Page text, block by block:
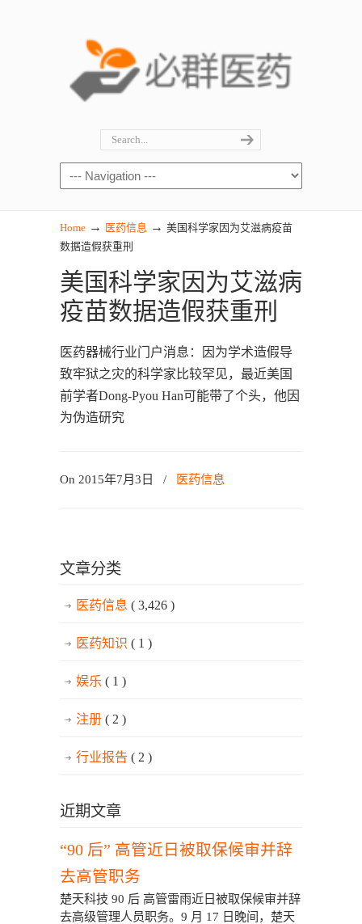
Home → 医药信息 → 美国科学家因为艾滋病疫苗
数据造假获重刑
美国科学家因为艾滋病
疫苗数据造假获重刑
医药器械行业门户消息：因为学术造假导
致牢狱之灾的科学家比较罕见，最近美国
前学者Dong-Pyou Han可能带了个头，他因
为伪造研究
On 2015年7月3日 / 医药信息
文章分类
医药信息 ( 3,426 )
医药知识 ( 1 )
娱乐 ( 1 )
注册 ( 2 )
行业报告 ( 2 )
近期文章
“90 后” 高管近日被取保候审并辞
去高管职务
楚天科技 90 后 高管雷雨近日被取保候审并辞
去高级管理人员职务。9 月 17 日晚间，楚天